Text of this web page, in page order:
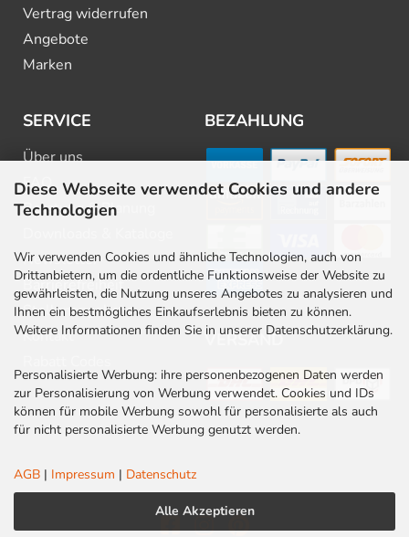
Diese Webseite verwendet Cookies und andere
Technologien
Wir verwenden Cookies und ähnliche Technologien, auch von
Drittanbietern, um die ordentliche Funktionsweise der Website zu
gewährleisten, die Nutzung unseres Angebotes zu analysieren und
Ihnen ein bestmögliches Einkaufserlebnis bieten zu können.
Weitere Informationen finden Sie in unserer Datenschutzerklärung.
Personalisierte Werbung: ihre personenbezogenen Daten werden
zur Personalisierung von Werbung verwendet. Cookies und IDs
können für mobile Werbung sowohl für personalisierte als auch
für nicht personalisierte Werbung genutzt werden.
AGB | Impressum | Datenschutz
Alle Akzeptieren
Vertrag widerrufen
Angebote
Marken
SERVICE
Über uns
FAQ
Beratung & Planung
Newsletter
Barrierefreiheit
Stellenangebote
Kontakt
BEZAHLUNG
VERSAND